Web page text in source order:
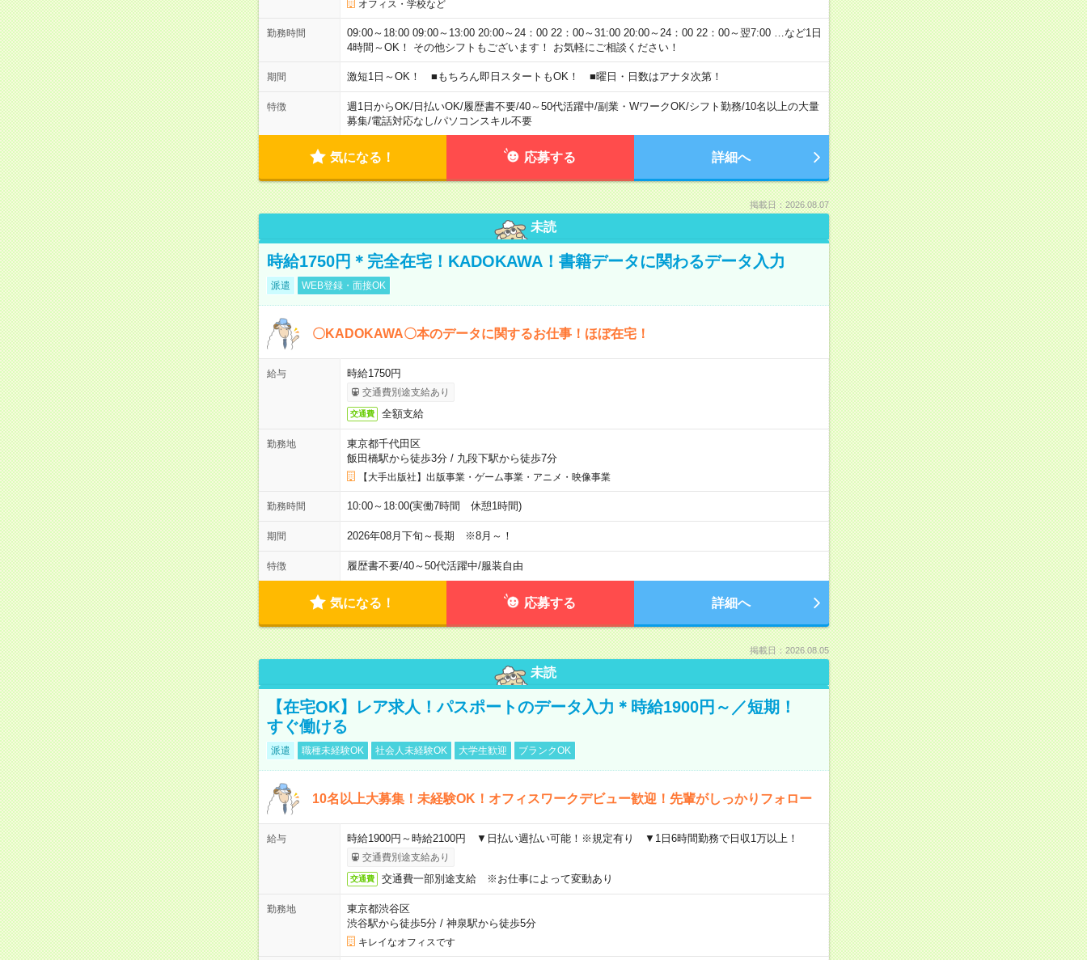
オフィス・学校など
勤務時間
09:00～18:00 09:00～13:00 20:00～24：00 22：00～31:00 20:00～24：00 22：00～翌7:00 …など1日
4時間～OK！ その他シフトもございます！ お気軽にご相談ください！
期間 激短1日～OK！ ■もちろん即日スタートもOK！ ■曜日・日数はアナタ次第！
特徴 週1日からOK/日払いOK/履歴書不要/40～50代活躍中/副業・WワークOK/シフト勤務/10名以上の大量
募集/電話対応なし/パソコンスキル不要
気になる！ 応募する 詳細へ
掲載日：2026.08.07
未読
時給1750円＊完全在宅！KADOKAWA！書籍データに関わるデータ入力
派遣 WEB登録・面接OK
〇KADOKAWA〇本のデータに関するお仕事！ほぼ在宅！
給与 時給1750円
交通費別途支給あり
交通費 全額支給
勤務地
東京都千代田区
飯田橋駅から徒歩3分/ 九段下駅から徒歩7分
【大手出版社】出版事業・ゲーム事業・アニメ・映像事業
勤務時間 10:00～18:00(実働7時間 休憩1時間)
期間 2026年08月下旬～長期 ※8月～！
特徴 履歴書不要/40～50代活躍中/服装自由
気になる！ 応募する 詳細へ
掲載日：2026.08.05
未読
【在宅OK】レア求人！パスポートのデータ入力＊時給1900円～／短期！
すぐ働ける
派遣 職種未経験OK 社会人未経験OK 大学生歓迎 ブランクOK
10名以上大募集！未経験OK！オフィスワークデビュー歓迎！先輩がしっかりフォロー
給与 時給1900円～時給2100円 ▼日払い週払い可能！※規定有り ▼1日6時間勤務で日収1万以上！
交通費別途支給あり
交通費 交通費一部別途支給 ※お仕事によって変動あり
勤務地
東京都渋谷区
渋谷駅から徒歩5分/ 神泉駅から徒歩5分
キレイなオフィスです